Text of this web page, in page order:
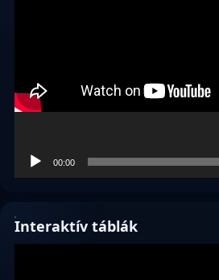
00:00
Interaktív táblák